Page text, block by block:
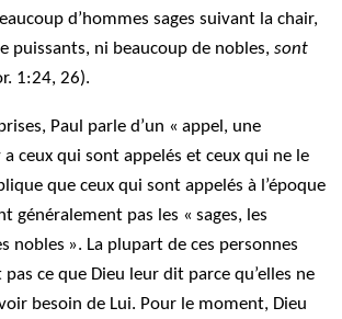
d’hommes sages suivant la chair,
puissants, ni beaucoup de nobles,sont
1:24, 26).
Paul parle d’un « appel, une
ceux qui sont appelés et ceux qui ne le
que ceux qui sont appelés à l’époque
généralement pas les « sages, les
nobles ». La plupart de ces personnes
pas ce que Dieu leur dit parce qu’elles ne
besoin de Lui. Pour le moment, Dieu